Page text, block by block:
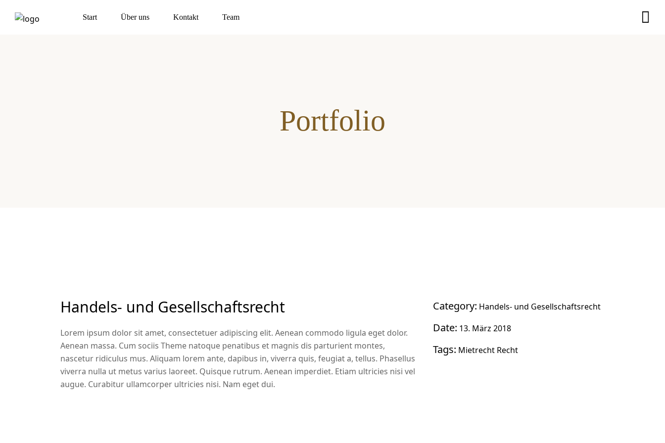
Start Über uns Kontakt Team
Portfolio
Handels- und Gesellschaftsrecht
Lorem ipsum dolor sit amet, consectetuer adipiscing elit. Aenean commodo ligula eget dolor.
Aenean massa. Cum sociis Theme natoque penatibus et magnis dis parturient montes,
nascetur ridiculus mus. Aliquam lorem ante, dapibus in, viverra quis, feugiat a, tellus. Phasellus
viverra nulla ut metus varius laoreet. Quisque rutrum. Aenean imperdiet. Etiam ultricies nisi vel
augue. Curabitur ullamcorper ultricies nisi. Nam eget dui.
Category: Handels- und Gesellschaftsrecht
Date: 13. März 2018
Tags: Mietrecht Recht